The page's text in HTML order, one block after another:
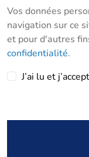
Vos données
navigation sur ce
et pour d'autres
confidentialité.
J’ai lu et
Se